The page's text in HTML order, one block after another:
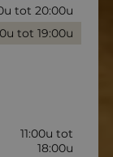
tot 20:00u
tot 19:00u
11:00u tot
18:00u